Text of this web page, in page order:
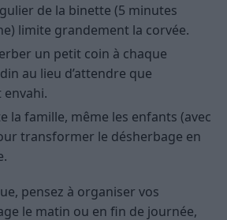
de la binette (5 minutes
limite grandement la corvée.
un petit coin à chaque
au lieu d’attendre que
envahi.
la famille, même les enfants (avec
transformer le désherbage en
pensez à organiser vos
le matin ou en fin de journée,